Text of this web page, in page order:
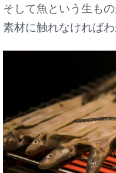
そして魚という生も
素材に触れなければ